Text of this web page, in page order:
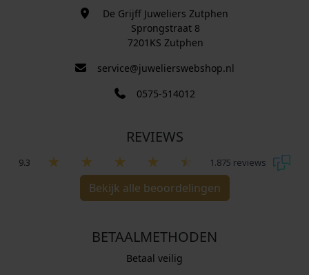
De Grijff Juweliers Zutphen
Sprongstraat 8
7201KS Zutphen
service@juwelierswebshop.nl
0575-514012
REVIEWS
9.3 1.875 reviews
Bekijk alle beoordelingen
BETAALMETHODEN
Betaal veilig